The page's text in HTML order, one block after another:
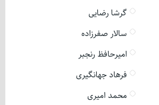
گرشا رضایی
سالار صفرزاده
امیرحافظ رنجبر
فرهاد جهانگیری
محمد امیری